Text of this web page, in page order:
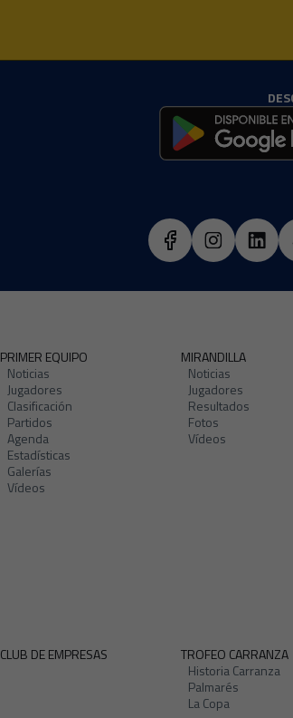
PRIMER EQUIPO
Noticias
Jugadores
Clasificación
Partidos
Agenda
Estadísticas
Galerías
Vídeos
MIRANDILLA
Noticias
Jugadores
Resultados
Fotos
Vídeos
CLUB DE EMPRESAS
TROFEO CARRANZA
Historia Carranza
Palmarés
La Copa